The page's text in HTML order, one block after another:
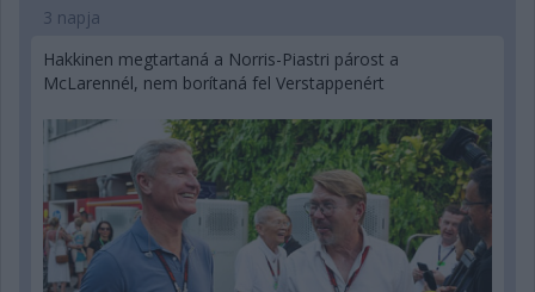
3 napja
Hakkinen megtartaná a Norris-Piastri párost a
McLarennél, nem borítaná fel Verstappenért